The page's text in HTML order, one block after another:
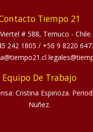
Tiempo 21
# 588, Temuco - Chile.
242 1805 / +56 9 8220
Equipo De Trabajo
Cristina Espinoza.
Nuñez.